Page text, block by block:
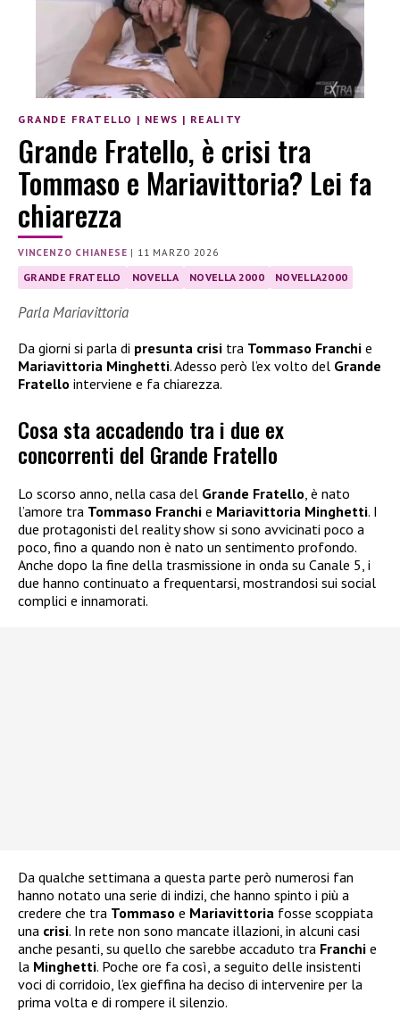
GRANDE FRATELLO | NEWS | REALITY
Grande Fratello, è crisi tra
Tommaso e Mariavittoria? Lei fa
chiarezza
VINCENZO CHIANESE | 11 MARZO 2026
GRANDE FRATELLO NOVELLA NOVELLA 2000 NOVELLA2000
Parla Mariavittoria
Da giorni si parla di presunta crisi tra Tommaso Franchi e
Mariavittoria Minghetti. Adesso però l’ex volto del Grande
Fratello interviene e fa chiarezza.
Cosa sta accadendo tra i due ex
concorrenti del Grande Fratello
Lo scorso anno, nella casa del Grande Fratello , è nato
l’amore tra Tommaso Franchi e Mariavittoria Minghetti. I
due protagonisti del reality show si sono avvicinati poco a
poco, fino a quando non è nato un sentimento profondo.
Anche dopo la fine della trasmissione in onda su Canale 5, i
due hanno continuato a frequentarsi, mostrandosi sui social
complici e innamorati.
Da qualche settimana a questa parte però numerosi fan
hanno notato una serie di indizi, che hanno spinto i più a
credere che tra Tommaso e Mariavittoria fosse scoppiata
una crisi. In rete non sono mancate illazioni, in alcuni casi
anche pesanti, su quello che sarebbe accaduto tra Franchi e
la Minghetti. Poche ore fa così, a seguito delle insistenti
voci di corridoio, l’ex gieffina ha deciso di intervenire per la
prima volta e di rompere il silenzio.